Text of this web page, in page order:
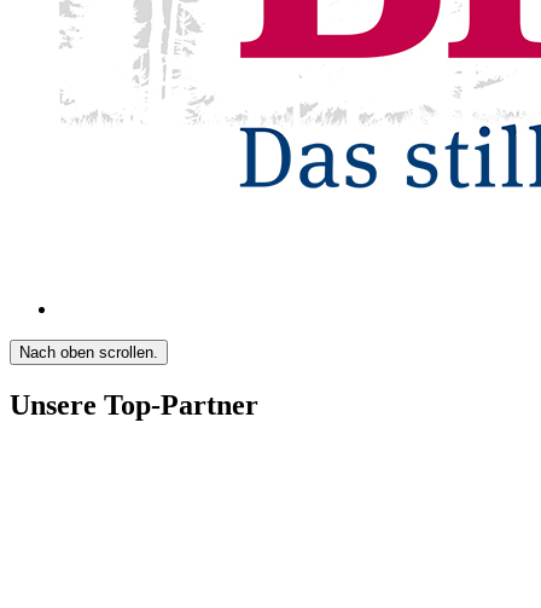
Nach oben scrollen.
Unsere Top-Partner